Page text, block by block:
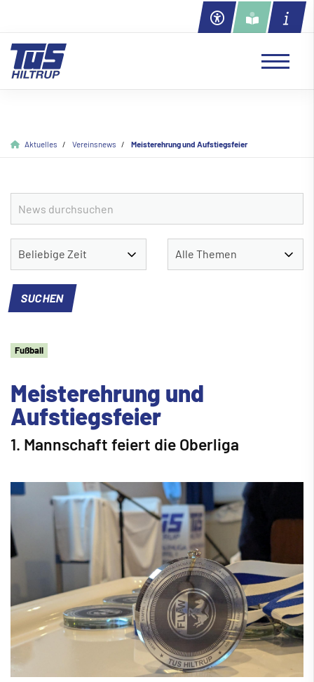
Aktuelles Vereinsnews Meisterehrung und Aufstiegsfeier
Fußball
Meisterehrung und
Aufstiegsfeier
1. Mannschaft feiert die Oberliga